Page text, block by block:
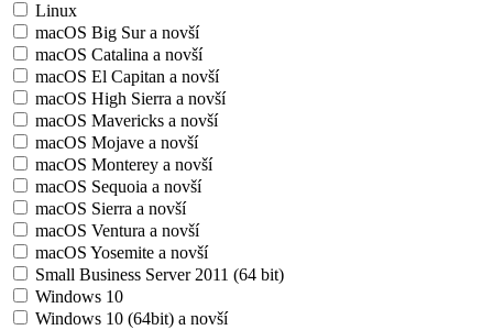
Linux
macOS Big Sur a novší
macOS Catalina a novší
macOS El Capitan a novší
macOS High Sierra a novší
macOS Mavericks a novší
macOS Mojave a novší
macOS Monterey a novší
macOS Sequoia a novší
macOS Sierra a novší
macOS Ventura a novší
macOS Yosemite a novší
Small Business Server 2011 (64 bit)
Windows 10
Windows 10 (64bit) a novší